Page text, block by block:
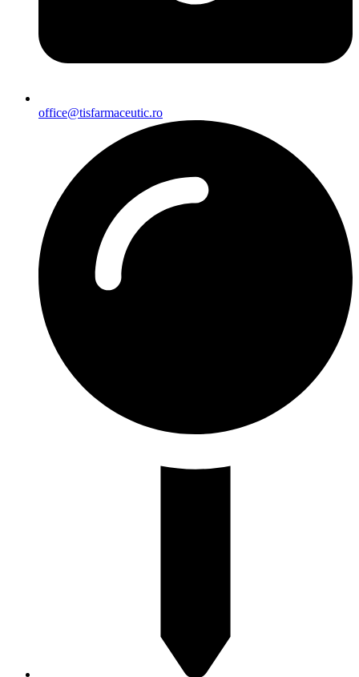
office@tisfarmaceutic.ro